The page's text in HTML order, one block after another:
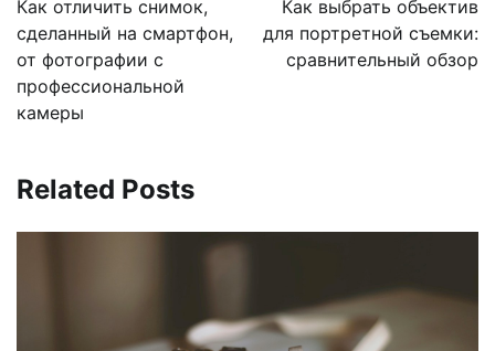
записям
Как отличить снимок,
сделанный на смартфон,
от фотографии с
профессиональной
камеры
Как выбрать объектив
для портретной съемки:
сравнительный обзор
Related Posts